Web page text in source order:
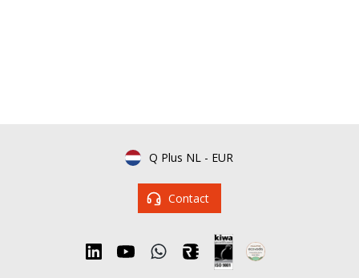
Q Plus NL - EUR
Contact